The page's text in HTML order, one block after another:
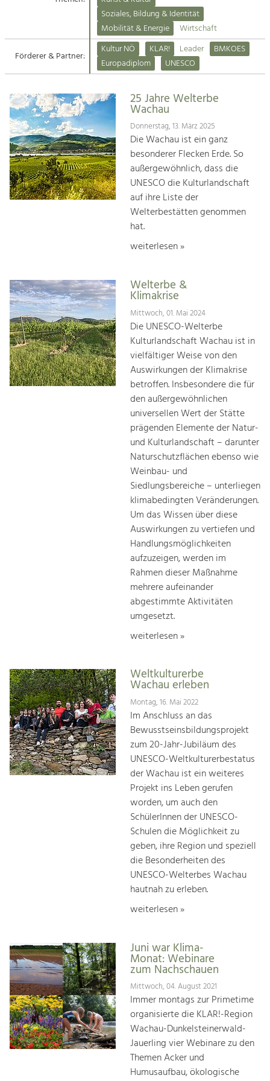
Suche
Impressum
Kontakt
Angebotsentwicklung und
Handwerk, Wissenschaft und Forschung.
Soziales, Bildung &
Identität
Gleichberechtigung, Jugend und
Integration
Mobilität & Energie
Klimawandel, öffentlicher Verkehr und
Steigerung regionaler Wertschöpfung
Soziales, Bildung & Identität
Mobilität & Energie
Wirtschaft
Förderer & Partner:
Kultur NÖ KLAR! Leader
BMKOES
Europadiplom
UNESCO
25 Jahre Welterbe
Wachau
Donnerstag, 13. März 2025
Die Wachau ist ein ganz
besonderer Flecken Erde. So
außergewöhnlich, dass die
UNESCO die Kulturlandschaft
auf ihre Liste der
Welterbestätten genommen
hat.
weiterlesen »
Welterbe &
Klimakrise
Mittwoch, 01. Mai 2024
Die UNESCO-Welterbe
Kulturlandschaft Wachau ist in
vielfältiger Weise von den
Auswirkungen der Klimakrise
betroffen. Insbesondere die für
den außergewöhnlichen
universellen Wert der Stätte
prägenden Elemente der Natur-
und Kulturlandschaft – darunter
Naturschutzflächen ebenso wie
Weinbau- und
Siedlungsbereiche – unterliegen
klimabedingten Veränderungen.
Um das Wissen über diese
Auswirkungen zu vertiefen und
Handlungsmöglichkeiten
aufzuzeigen, werden im
Rahmen dieser Maßnahme
mehrere aufeinander
abgestimmte Aktivitäten
umgesetzt.
weiterlesen »
Weltkulturerbe
Wachau erleben
Montag, 16. Mai 2022
Im Anschluss an das
Bewusstseinsbildungsprojekt
zum 20-Jahr-Jubiläum des
UNESCO-Weltkulturerbestatus
der Wachau ist ein weiteres
Projekt ins Leben gerufen
worden, um auch den
SchülerInnen der UNESCO-
Schulen die Möglichkeit zu
geben, ihre Region und speziell
die Besonderheiten des
UNESCO-Welterbes Wachau
hautnah zu erleben.
weiterlesen »
Juni war Klima-
Monat: Webinare
zum Nachschauen
Mittwoch, 04. August 2021
Immer montags zur Primetime
organisierte die KLAR!-Region
Wachau-Dunkelsteinerwald-
Jauerling vier Webinare zu den
Themen Acker und
Humusaufbau, ökologische